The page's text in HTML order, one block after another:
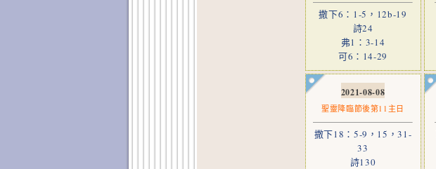
撒下6：1-5，12b-19
詩24
弗1：3-14
可6：14-29
2021-08-08
聖靈降臨節後第11主日
撒下18：5-9，15，31-
33
詩130